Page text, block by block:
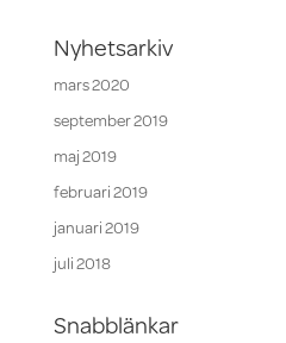
Nyhetsarkiv
mars 2020
september 2019
maj 2019
februari 2019
januari 2019
juli 2018
Snabblänkar